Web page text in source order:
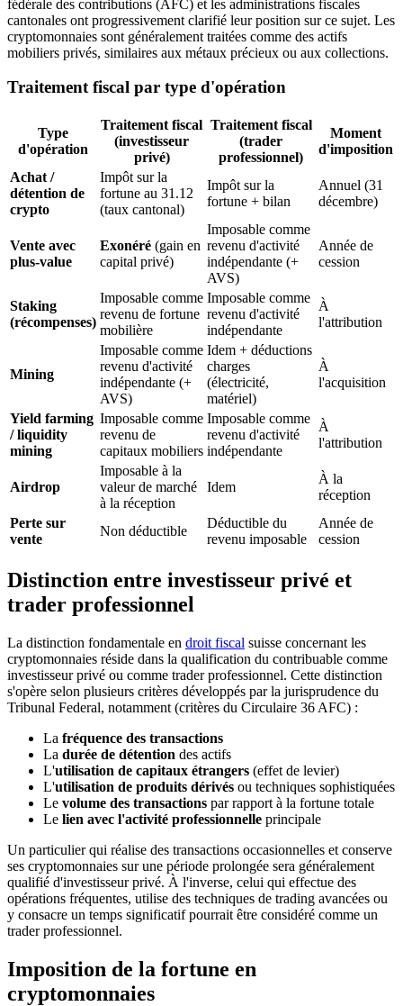
fédérale des contributions (AFC) et les administrations fiscales
cantonales ont progressivement clarifié leur position sur ce sujet. Les
cryptomonnaies sont généralement traitées comme des actifs
mobiliers privés, similaires aux métaux précieux ou aux collections.
Traitement fiscal par type d'opération
Type
d'opération
Traitement fiscal
(investisseur
privé)
Traitement fiscal
(trader
professionnel)
Moment
d'imposition
Achat /
détention de
crypto
Impôt sur la
fortune au 31.12
(taux cantonal)
Impôt sur la
fortune + bilan
Annuel (31
décembre)
Vente avec
plus-value
Exonéré (gain en
capital privé)
Imposable comme
revenu d'activité
indépendante (+
AVS)
Année de
cession
Staking
(récompenses)
Imposable comme
revenu de fortune
mobilière
Imposable comme
revenu d'activité
indépendante
À
l'attribution
Mining
Imposable comme
revenu d'activité
indépendante (+
AVS)
Idem + déductions
charges
(électricité,
matériel)
À
l'acquisition
Yield farming
/ liquidity
mining
Imposable comme
revenu de
capitaux mobiliers
Imposable comme
revenu d'activité
indépendante
À
l'attribution
Airdrop
Imposable à la
valeur de marché
à la réception
Idem
À la
réception
Perte sur
vente
Non déductible
Déductible du
revenu imposable
Année de
cession
Distinction entre investisseur privé et
trader professionnel
La distinction fondamentale en droit fiscal suisse concernant les
cryptomonnaies réside dans la qualification du contribuable comme
investisseur privé ou comme trader professionnel. Cette distinction
s'opère selon plusieurs critères développés par la jurisprudence du
Tribunal Federal, notamment (critères du Circulaire 36 AFC) :
La fréquence des transactions
La durée de détention des actifs
L'utilisation de capitaux étrangers (effet de levier)
L'utilisation de produits dérivés ou techniques sophistiquées
Le volume des transactions par rapport à la fortune totale
Le lien avec l'activité professionnelle principale
Un particulier qui réalise des transactions occasionnelles et conserve
ses cryptomonnaies sur une période prolongée sera généralement
qualifié d'investisseur privé. À l'inverse, celui qui effectue des
opérations fréquentes, utilise des techniques de trading avancées ou
y consacre un temps significatif pourrait être considéré comme un
trader professionnel.
Imposition de la fortune en
cryptomonnaies